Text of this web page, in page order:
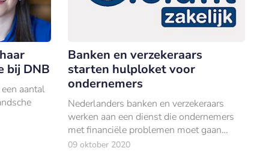
bij DNB
aantal
Banken en verzekeraars
starten hulploket voor
ondernemers
Nederlanders banken en verzekeraars
werken aan een dienst die ondernemers
met financiële problemen moet gaan
ondersteunen.
09 oktober 2020